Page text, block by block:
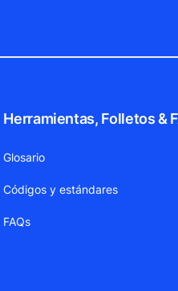
Herramientas, Folletos &
Glosario
Códigos y estándares
FAQs